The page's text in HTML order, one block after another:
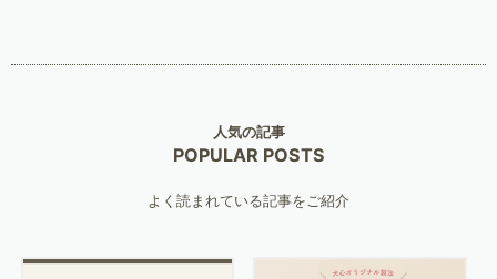
人気の記事
POPULAR POSTS
よく読まれている記事をご紹介